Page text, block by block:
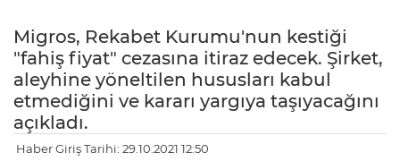
Migros, Rekabet Kurumu'nun kestiği
"fahiş fiyat" cezasına itiraz edecek. Şirket,
aleyhine yöneltilen hususları kabul
etmediğini ve kararı yargıya taşıyacağını
açıkladı.
Haber Giriş Tarihi: 29.10.2021 12:50